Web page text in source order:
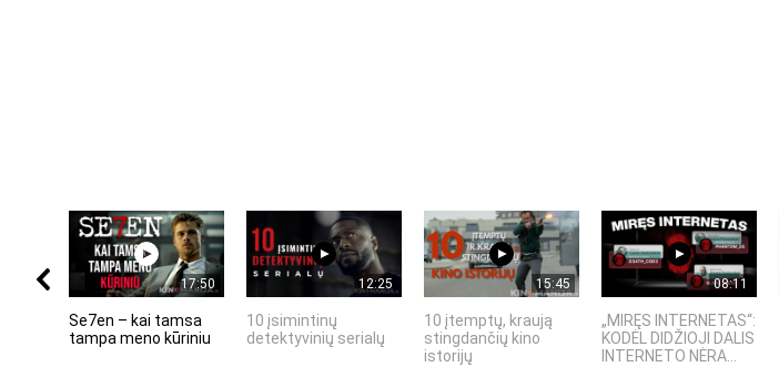
17:50
Se7en – kai tamsa
tampa meno kūriniu
12:25
10 įsimintinų
detektyvinių serialų
15:45
10 įtemptų, kraują
stingdančių kino
istorijų
08:11
„MIRĘS INTERNETAS“:
KODĖL DIDŽIOJI DALIS
INTERNETO NĖRA...